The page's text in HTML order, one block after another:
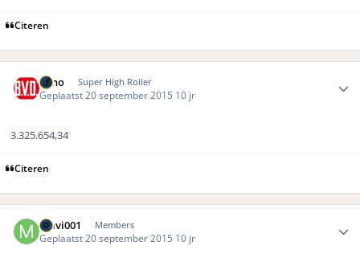
Citeren
Reno Super High Roller
Geplaatst20 september 2015 10 jr
3.325.654,34
Citeren
mavi001 Members
Geplaatst 20 september 2015 10 jr